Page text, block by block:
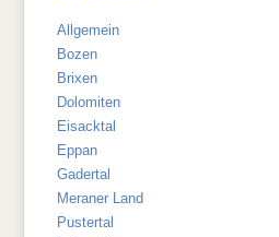
Allgemein
Bozen
Brixen
Dolomiten
Eisacktal
Eppan
Gadertal
Meraner Land
Pustertal